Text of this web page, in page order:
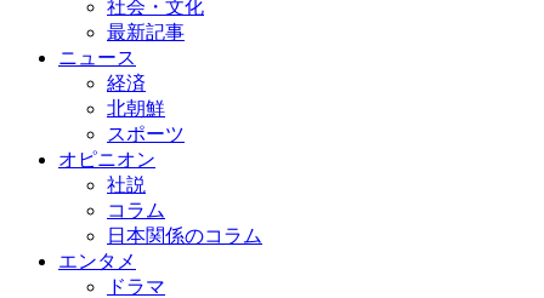
社会・文化
最新記事
ニュース
経済
北朝鮮
スポーツ
オピニオン
社説
コラム
日本関係のコラム
エンタメ
ドラマ